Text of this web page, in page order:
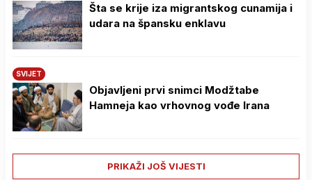
Šta se krije iza migrantskog cunamija i
udara na špansku enklavu
SVIJET
Objavljeni prvi snimci Modžtabe
Hamneja kao vrhovnog vođe Irana
PRIKAŽI JOŠ VIJESTI